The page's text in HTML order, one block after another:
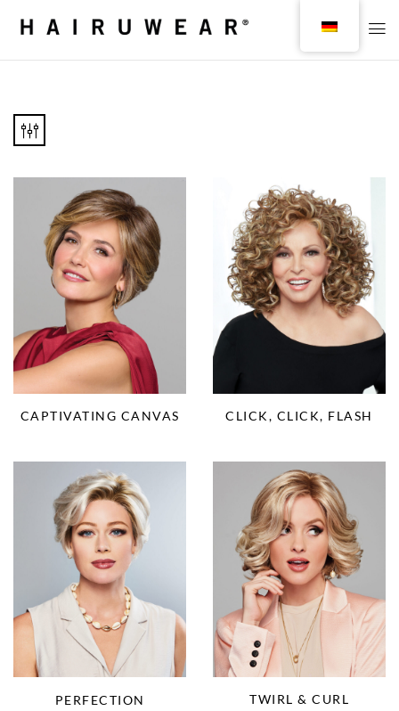
CAPTIVATING CANVAS CLICK, CLICK, FLASH
PERFECTION TWIRL & CURL